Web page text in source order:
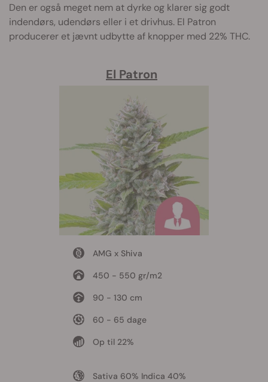
Den er også meget nem at dyrke og klarer sig godt
indendørs, udendørs eller i et drivhus. El Patron
producerer et jævnt udbytte af knopper med 22% THC.
El Patron
AMG x Shiva
450 - 550 gr/m2
90 - 130 cm
60 - 65 dage
Op til 22%
Sativa 60% Indica 40%